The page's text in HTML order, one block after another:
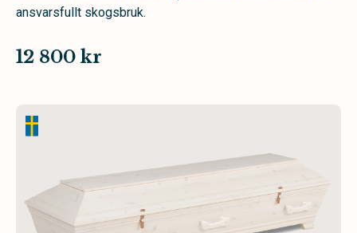
ansvarsfullt skogsbruk.
12 800 kr